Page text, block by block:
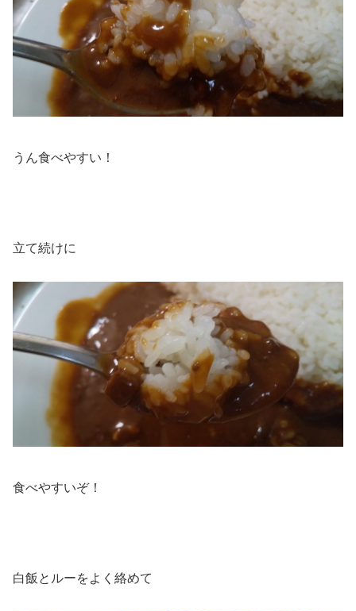
うん食べやすい！
立て続けに
食べやすいぞ！
白飯とルーをよく絡めて